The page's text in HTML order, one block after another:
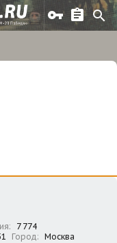
7 774
Город
Москва